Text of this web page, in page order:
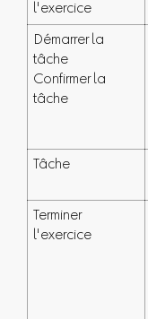
l'exercice
Démarrer la
tâche
Confirmer la
tâche
Tâche
Terminer
l'exercice